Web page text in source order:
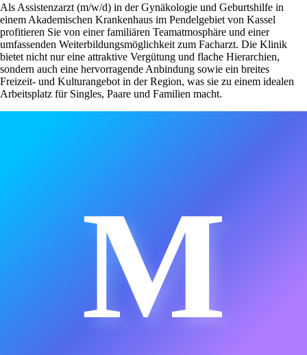
Als Assistenzarzt (m/w/d) in der Gynäkologie und Geburtshilfe in
einem Akademischen Krankenhaus im Pendelgebiet von Kassel
profitieren Sie von einer familiären Teamatmosphäre und einer
umfassenden Weiterbildungsmöglichkeit zum Facharzt. Die Klinik
bietet nicht nur eine attraktive Vergütung und flache Hierarchien,
sondern auch eine hervorragende Anbindung sowie ein breites
Freizeit- und Kulturangebot in der Region, was sie zu einem idealen
Arbeitsplatz für Singles, Paare und Familien macht.
M